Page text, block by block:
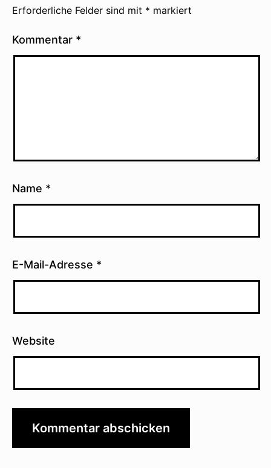
Erforderliche Felder sind mit * markiert
Kommentar *
Name *
E-Mail-Adresse *
Website